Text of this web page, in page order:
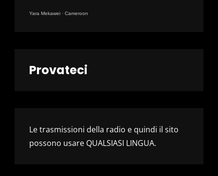
Yara Mekawei · Cameroon
Provateci
Le trasmissioni della radio e quindi il sito
possono usare QUALSIASI LINGUA.